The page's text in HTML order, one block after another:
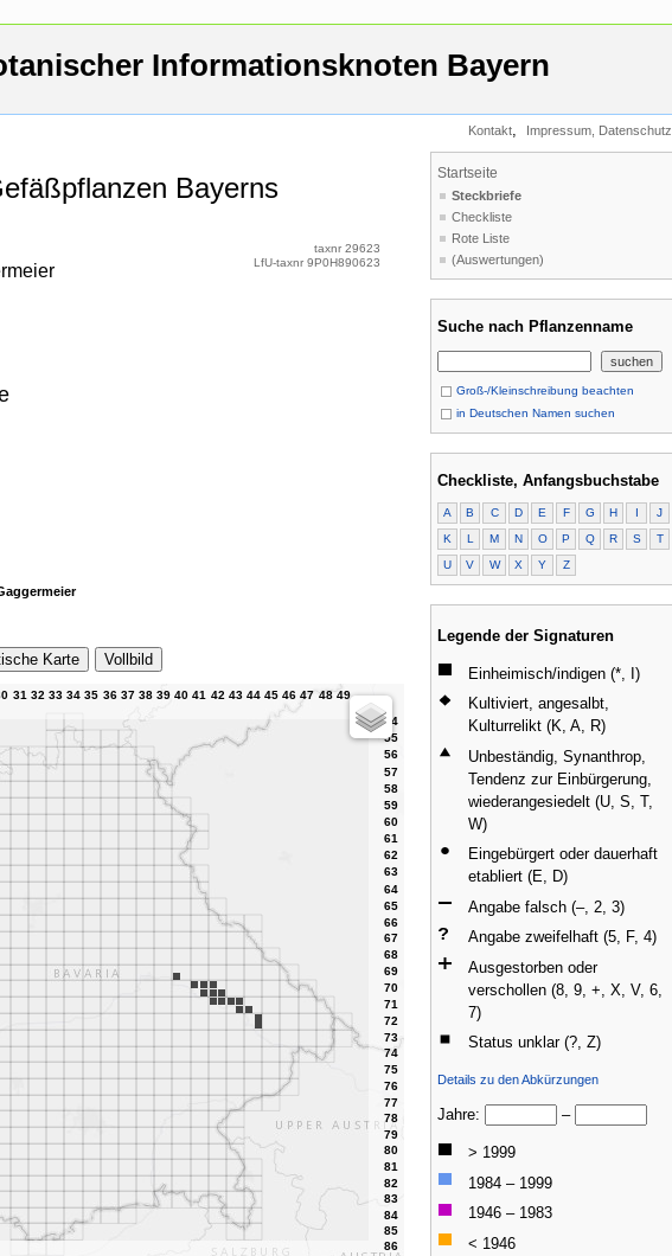
Informationsknoten Bayern
Kontakt, Impressum, Datenschutz
Bayerns
taxnr 29623
LfU-taxnr 9P0H890623
Karte Vollbild
Startseite
Steckbriefe
Checkliste
Rote Liste
(Auswertungen)
Suche nach Pflanzenname
Groß-/Kleinschreibung beachten
in Deutschen Namen suchen
Checkliste, Anfangsbuchstabe
A B C D E F G H I
J
K
L M N O P Q R S
T
U
V W X Y Z
Legende der Signaturen
Einheimisch/indigen (*, I)
Kultiviert, angesalbt,
Kulturrelikt (K, A, R)
Unbeständig, Synanthrop,
Tendenz zur Einbürgerung,
wiederangesiedelt (U, S, T,
W)
Eingebürgert oder dauerhaft
etabliert (E, D)
Angabe falsch (–, 2, 3)
Angabe zweifelhaft (5, F, 4)
Ausgestorben oder
verschollen (8, 9, +, X, V, 6,
7)
Status unklar (?, Z)
Details zu den Abkürzungen
Jahre: –
> 1999
1984 – 1999
1946 – 1983
< 1946